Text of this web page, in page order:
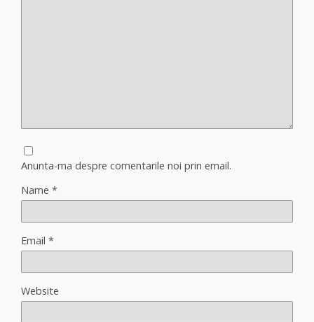
Anunta-ma despre comentarile noi prin email.
Name *
Email *
Website